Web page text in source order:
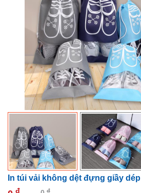
In túi vải không dệt đựng giầy dép
đ đ